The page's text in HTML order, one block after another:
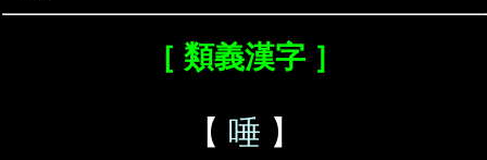
［ 類義漢字 ］
【 唾 】